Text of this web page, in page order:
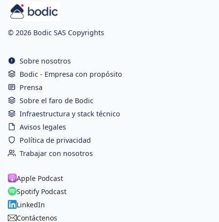
© 2026 Bodic SAS Copyrights
Sobre nosotros
Bodic - Empresa con propósito
Prensa
Sobre el faro de Bodic
Infraestructura y stack técnico
Avisos legales
Política de privacidad
Trabajar con nosotros
Apple Podcast
Spotify Podcast
LinkedIn
Contáctenos